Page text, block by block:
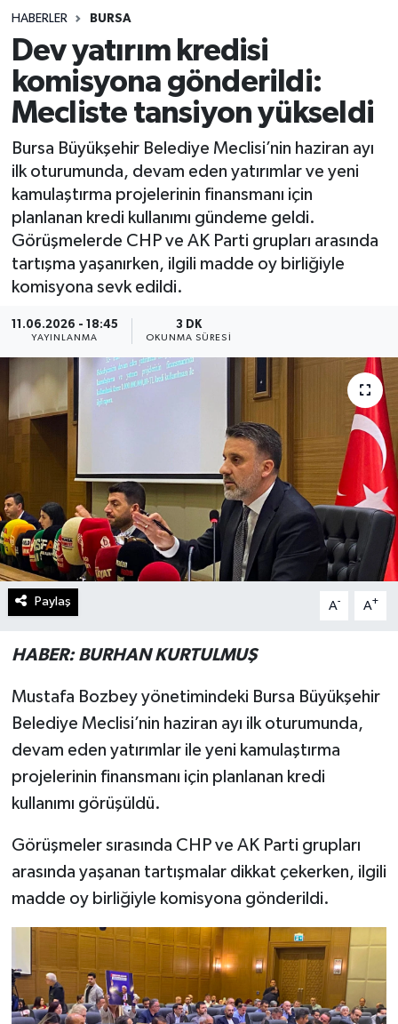
HABERLER BURSA
Dev yatırım kredisi
komisyona gönderildi:
Mecliste tansiyon yükseldi
Bursa Büyükşehir Belediye Meclisi’nin haziran ayı
ilk oturumunda, devam eden yatırımlar ve yeni
kamulaştırma projelerinin finansmanı için
planlanan kredi kullanımı gündeme geldi.
Görüşmelerde CHP ve AK Parti grupları arasında
tartışma yaşanırken, ilgili madde oy birliğiyle
komisyona sevk edildi.
11.06.2026 - 18:45
YAYINLANMA
3 DK
OKUNMA SÜRESI
Paylaş A- A+
HABER: BURHAN KURTULMUŞ
Mustafa Bozbey yönetimindeki Bursa Büyükşehir
Belediye Meclisi’nin haziran ayı ilk oturumunda,
devam eden yatırımlar ile yeni kamulaştırma
projelerinin finansmanı için planlanan kredi
kullanımı görüşüldü.
Görüşmeler sırasında CHP ve AK Parti grupları
arasında yaşanan tartışmalar dikkat çekerken, ilgili
madde oy birliğiyle komisyona gönderildi.
Spor
Teknoloji
Yaşam